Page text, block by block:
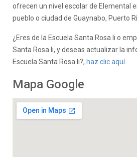
ofrecen un nivel escolar de Elemental
pueblo o ciudad de Guaynabo, Puerto
¿Eres de la Escuela Santa Rosa Ii o
Santa Rosa Ii, y deseas actualizar la
Escuela Santa Rosa Ii?, haz clic aquí.
Mapa Google